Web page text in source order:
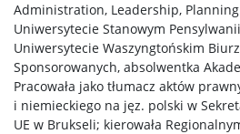
Administration, Leadership,
Uniwersytecie Stanowym
Uniwersytecie Waszyngtońskim
Sponsorowanych, absolwentka
Pracowała jako tłumacz aktów
i niemieckiego na jęz. polski w
UE w Brukseli; kierowała